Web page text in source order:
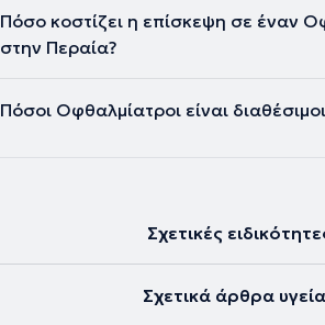
Πόσο κοστίζει η επίσκεψη σε έναν
στην Περαία?
Πόσοι Οφθαλμίατροι είναι
Σχετικές
Σχετικά άρθρα